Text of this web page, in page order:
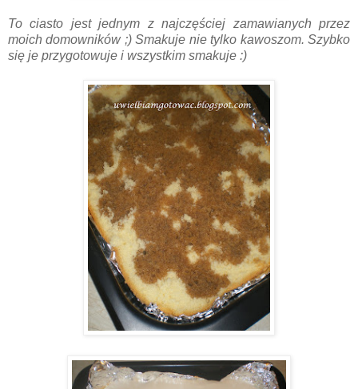
To ciasto jest jednym z najczęściej zamawianych przez
moich domowników ;) Smakuje nie tylko kawoszom. Szybko
się je przygotowuje i wszystkim smakuje :)